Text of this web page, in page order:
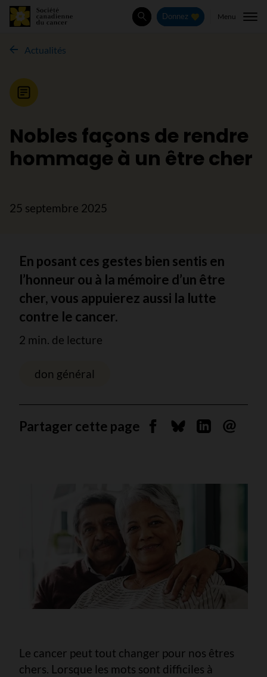
Rechercher
Donnez Menu
Actualités
Nouvelle
Nobles façons de rendre
hommage à un être cher
25 septembre 2025
En posant ces gestes bien sentis en
l’honneur ou à la mémoire d’un être
cher, vous appuierez aussi la lutte
contre le cancer.
2 min. de lecture
don général
Partager cette page Partager sur Facebook
Partager sur
Partager sur
Le cancer peut tout changer pour nos êtres
chers. Lorsque les mots sont difficiles à